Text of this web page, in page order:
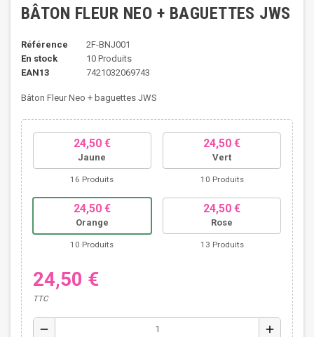
BÂTON FLEUR NEO + BAGUETTES JWS
Référence
2F-BNJ001
En stock
10 Produits
EAN13
7421032069743
Bâton Fleur Neo + baguettes JWS
24,50 €
Jaune
16 Produits
24,50 €
Vert
10 Produits
24,50 €
Orange
10 Produits
24,50 €
Rose
13 Produits
24,50 €
TTC
remove add